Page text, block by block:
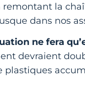
la
dans nos
ne fera
devraient